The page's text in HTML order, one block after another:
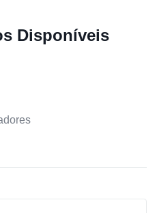
Disponíveis